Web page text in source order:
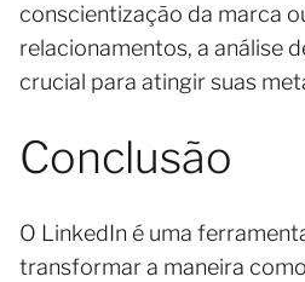
conscientização da marca
relacionamentos, a análise
crucial para atingir suas
Conclusão
O LinkedIn é uma
transformar a maneira